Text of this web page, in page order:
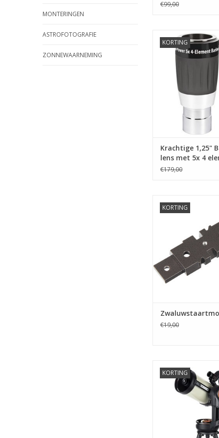
MONTERINGEN
ASTROFOTOGRAFIE
ZONNEWAARNEMING
monteringen
€99,00
KORTING
Krachtige 1,25"
5x 4
TOEVOEGEN AAN
Krachtige 1,25"
lens met 5x 4
€179,00
KORTING
TOEVOEGEN AAN
€19,00
KORTINGmet
TOEVOEGEN AAN